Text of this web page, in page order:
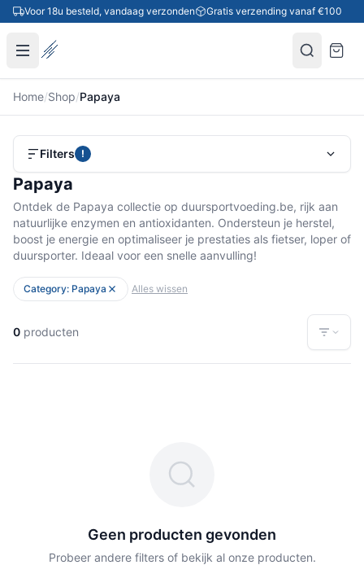
Ga naar inhoud
Voor 18u besteld, vandaag verzonden Gratis verzending vanaf €100
Home/Shop/Papaya
Filters !
Papaya
Ontdek de Papaya collectie op duursportvoeding.be, rijk aan
natuurlijke enzymen en antioxidanten. Ondersteun je herstel,
boost je energie en optimaliseer je prestaties als fietser, loper of
duursporter. Ideaal voor een snelle aanvulling!
Category: Papaya Alles wissen
0 producten
Geen producten gevonden
Probeer andere filters of bekijk al onze producten.